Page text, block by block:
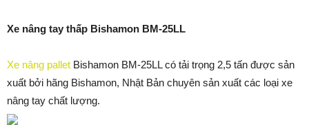
Xe nâng tay thấp Bishamon BM-25LL
Xe nâng pallet Bishamon BM-25LL có tải trọng 2,5 tấn được sản
xuất bởi hãng Bishamon, Nhật Bản chuyên sản xuất các loại xe
nâng tay chất lượng.